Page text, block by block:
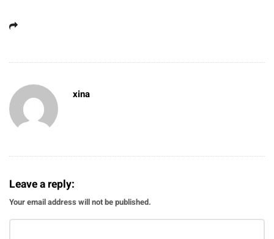
xina
Leave a reply:
Your email address will not be published.